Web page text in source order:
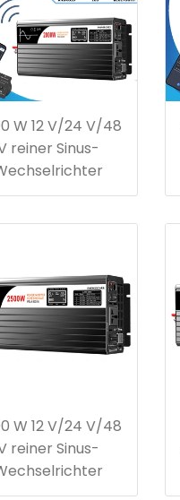
W 12 V/24 V/48
reiner Sinus-
W 12 V/24 V/48
reiner Sinus-